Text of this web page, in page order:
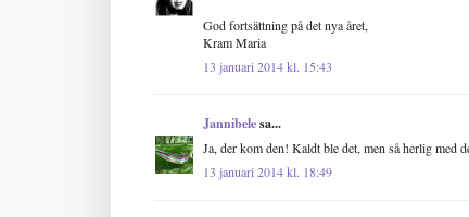
God fortsättning på det nya året,
Kram Maria
13 januari 2014 kl. 15:43
Jannibelesa...
Ja, der kom den! Kaldt ble det, men så herlig med
13 januari 2014 kl. 18:49